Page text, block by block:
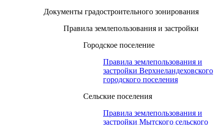
Документы градостроительного зонирования
Правила землепользования и застройки
Городское поселение
Правила землепользования и
застройки Верхнеландеховского
городского поселения
Сельские поселения
Правила землепользования и
застройки Мытского сельского